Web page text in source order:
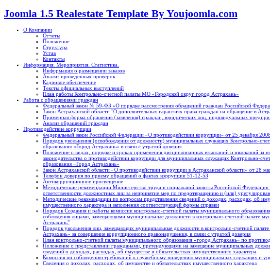
Joomla 1.5 Realestate Template By Youjoomla.com
О Компании
Отчеты
Положение
Структура
Устав
Контакты
Информация. Мероприятия. Статистика.
Информация о размещении заказов
Анализ проведенных проверок
Кадровое обеспечение
Тексты официальных выступлений
План работы Контрольно-счетной палаты МО «Городской округ город Астрахань»
Работа с обращениями граждан
Федеральный закон № 59-ФЗ «О порядке рассмотрения обращений граждан Российской
Закон Астраханской области "О дополнительных гарантиях права граждан на обращение в
Примерная форма обращения (заявления) граждан, юридических лиц, индивидуальных
Анализ обращений граждан
Противодействие коррупции
Федеральный закон Российской Федерации «О противодействии коррупции» от 25 декабря
Порядок увольнения (освобождения от должности) муниципальных служащих Контрольно-
образования «Город Астрахань» в связи с утратой доверия
Положение о видах, порядке и сроках применения дисциплинарных взысканий и взысканий за
законодательства о противодействии коррупции для муниципальных служащих Контрольно-
образования «Город Астрахань»
Закон Астраханской области «О противодействии коррупции в Астраханской области» от 28
Телефон доверия по приему обращений о фактах коррупции 51-12-53
Антикоррупционное просвещение
Методические рекомендации Министерство труда и социальной защиты Российской
ответственности должностных лиц за непринятие мер по предотвращению и (или)
Методические рекомендации по вопросам представления сведений о доходах, расходах, об
имущественного характера и заполнения соответствующей формы справки
Порядок Создания и работы комиссии контрольно-счетной палаты муниципального
соблюдения лицами, замещающими муниципальные должности в контрольно-счетной палате
Астрахань"
Порядок увольнения лиц, замещающих муниципальные должности в контрольно-счетной
Астрахань» за совершение коррупционного правонарушения, в связи с утратой доверия
План контрольно-счетной палаты муниципального образования «город Астрахань» по
Положение о представлении гражданами, претендующими на замещение муниципальных
сведений о доходах, расходах, об имуществе и обязательствах имущественного характера
Комиссия по соблюдению требований к служебному поведению муниципальных служащих и
Сведения о доходах, расходах, об имуществе и обязательствах имущественного характера